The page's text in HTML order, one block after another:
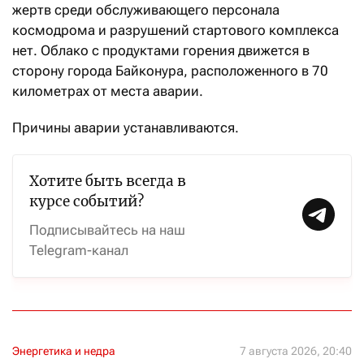
жертв среди обслуживающего персонала
космодрома и разрушений стартового комплекса
нет. Облако с продуктами горения движется в
сторону города Байконура, расположенного в 70
километрах от места аварии.
Причины аварии устанавливаются.
Хотите быть всегда в
курсе событий?
Подписывайтесь на наш
Telegram-канал
Энергетика и недра 7 августа 2026, 20:40